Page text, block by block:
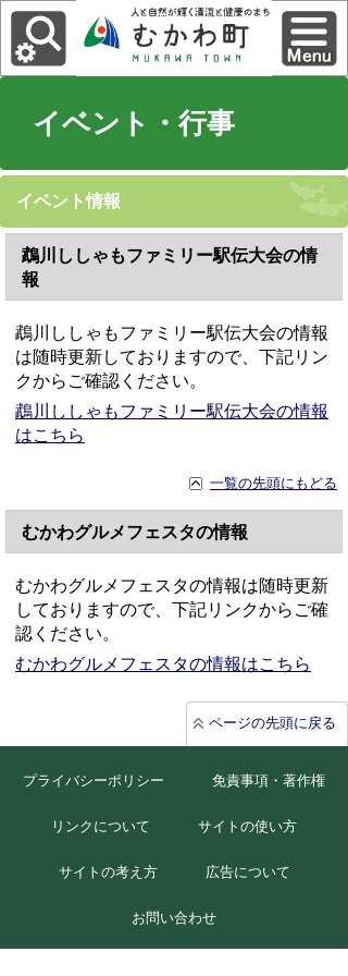
イベント・行事
イベント情報
鵡川ししゃもファミリー駅伝大会の情
報
鵡川ししゃもファミリー駅伝大会の情報
は随時更新しておりますので、下記リン
クからご確認ください。
鵡川ししゃもファミリー駅伝大会の情報
はこちら
一覧の先頭にもどる
むかわグルメフェスタの情報
むかわグルメフェスタの情報は随時更新
しておりますので、下記リンクからご確
認ください。
むかわグルメフェスタの情報はこちら
ページの先頭に戻る
プライバシーポリシー 免責事項・著作権
リンクについて サイトの使い方
サイトの考え方 広告について
お問い合わせ